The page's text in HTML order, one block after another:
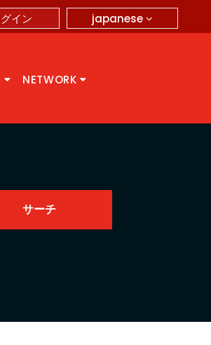
japanese
イン
NETWORK